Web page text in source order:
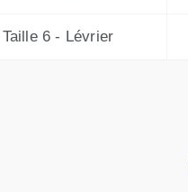
Taille 6 - Lévrier